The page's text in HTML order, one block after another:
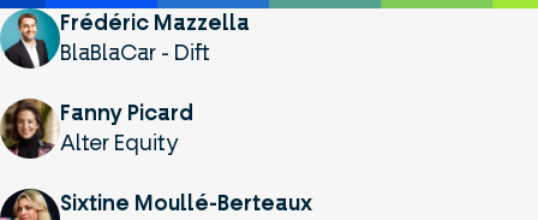
Frédéric Mazzella
BlaBlaCar - Dift
Fanny Picard
Alter Equity
Sixtine Moullé-Berteaux